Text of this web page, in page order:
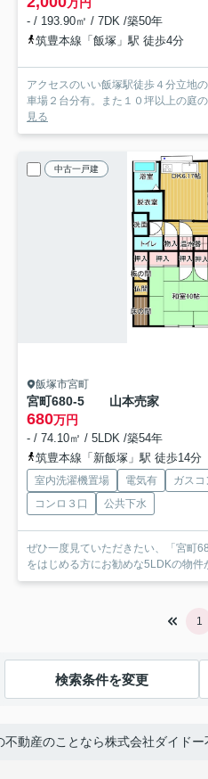
万円
- / 193.90㎡ / 7DK /築50年
筑豊本線「飯塚」駅 徒歩4分
アクセスのいい飯塚駅徒歩４分立地
車場２台分有。また１０坪以上の庭
見る
中古一戸建
飯塚市宮町
宮町680-5 山本売家
680万円
- / 74.10㎡ / 5LDK /築54年
筑豊本線「新飯塚」駅 徒歩14分
室内洗濯機置場 電気有 ガスコ
コンロ３口
公共下水
ぜひ一度見ていただきたい、「宮
をはじめる方にお勧めな5LDKの物件
1
検索条件を変更
不動産のことなら株式会社ダイドー